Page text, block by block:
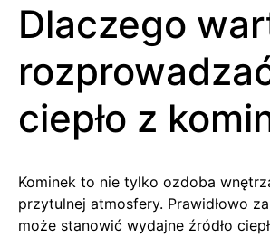
Dlaczego
ciepło z
Kominek to nie tylko ozdoba
przytulnej atmosfery. Prawidłowo
może stanowić wydajne źródło